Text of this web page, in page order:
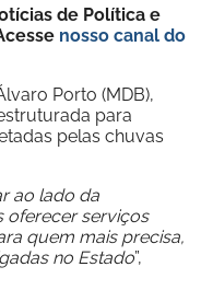
de Política e
nosso canal do
Porto (MDB),
para
pelas chuvas
ao lado da
oferecer serviços
quem mais precisa,
no Estado”,